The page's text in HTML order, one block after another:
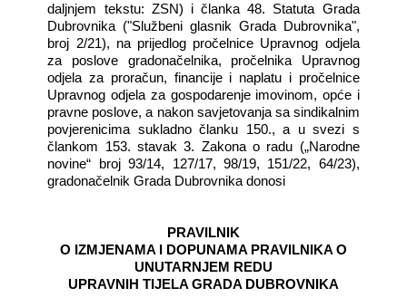
daljnjem tekstu: ZSN) i članka 48. Statuta Grada
Dubrovnika ("Službeni glasnik Grada Dubrovnika",
broj 2/21), na prijedlog pročelnice Upravnog odjela
za poslove gradonačelnika, pročelnika Upravnog
odjela za proračun, financije i naplatu i pročelnice
Upravnog odjela za gospodarenje imovinom, opće i
pravne poslove, a nakon savjetovanja sa sindikalnim
povjerenicima sukladno članku 150., a u svezi s
člankom 153. stavak 3. Zakona o radu („Narodne
novine“ broj 93/14, 127/17, 98/19, 151/22, 64/23),
gradonačelnik Grada Dubrovnika donosi
PRAVILNIK
O IZMJENAMA I DOPUNAMA PRAVILNIKA O
UNUTARNJEM REDU
UPRAVNIH TIJELA GRADA DUBROVNIKA